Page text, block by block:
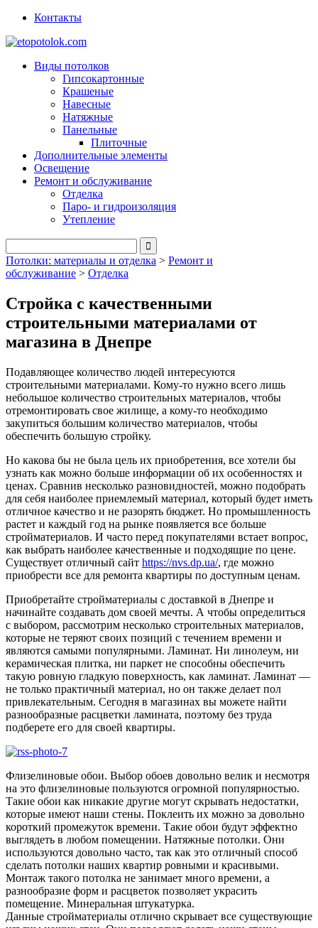
Контакты
Виды потолков
Гипсокартонные
Крашеные
Навесные
Натяжные
Панельные
Плиточные
Дополнительные элементы
Освещение
Ремонт и обслуживание
Отделка
Паро- и гидроизоляция
Утепление
Потолки: материалы и отделка > Ремонт и
обслуживание > Отделка
Стройка с качественными
строительными материалами от
магазина в Днепре
Подавляющее количество людей интересуются
строительными материалами. Кому-то нужно всего лишь
небольшое количество строительных материалов, чтобы
отремонтировать свое жилище, а кому-то необходимо
закупиться большим количество материалов, чтобы
обеспечить большую стройку.
Но какова бы не была цель их приобретения, все хотели бы
узнать как можно больше информации об их особенностях и
ценах. Сравнив несколько разновидностей, можно подобрать
для себя наиболее приемлемый материал, который будет иметь
отличное качество и не разорять бюджет. Но промышленность
растет и каждый год на рынке появляется все больше
стройматериалов. И часто перед покупателями встает вопрос,
как выбрать наиболее качественные и подходящие по цене.
Существует отличный сайт https://nvs.dp.ua/, где можно
приобрести все для ремонта квартиры по доступным ценам.
Приобретайте стройматериалы с доставкой в Днепре и
начинайте создавать дом своей мечты. А чтобы определиться
с выбором, рассмотрим несколько строительных материалов,
которые не теряют своих позиций с течением времени и
являются самыми популярными. Ламинат. Ни линолеум, ни
керамическая плитка, ни паркет не способны обеспечить
такую ровную гладкую поверхность, как ламинат. Ламинат —
не только практичный материал, но он также делает пол
привлекательным. Сегодня в магазинах вы можете найти
разнообразные расцветки ламината, поэтому без труда
подберете его для своей квартиры.
Флизелиновые обои. Выбор обоев довольно велик и несмотря
на это флизелиновые пользуются огромной популярностью.
Такие обои как никакие другие могут скрывать недостатки,
которые имеют наши стены. Поклеить их можно за довольно
короткий промежуток времени. Такие обои будут эффектно
выглядеть в любом помещении. Натяжные потолки. Они
используются довольно часто, так как это отличный способ
сделать потолки наших квартир ровными и красивыми.
Монтаж такого потолка не занимает много времени, а
разнообразие форм и расцветок позволяет украсить
помещение. Минеральная штукатурка.
Данные стройматериалы отлично скрывает все существующие